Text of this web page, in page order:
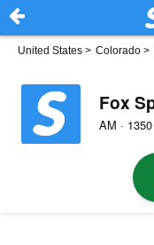
United States > Colorado >
Fox
AM · 1350